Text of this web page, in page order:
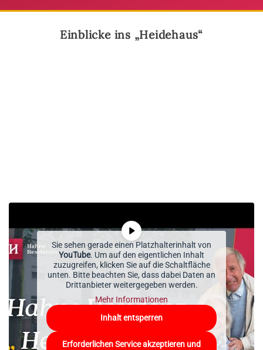
Einblicke ins „Heidehaus“
Sie sehen gerade einen Platzhalterinhalt von
YouTube. Um auf den eigentlichen Inhalt
zuzugreifen, klicken Sie auf die Schaltfläche
unten. Bitte beachten Sie, dass dabei Daten an
Drittanbieter weitergegeben werden.
Mehr Informationen
Inhalt entsperren
Erforderlichen Service akzeptieren und